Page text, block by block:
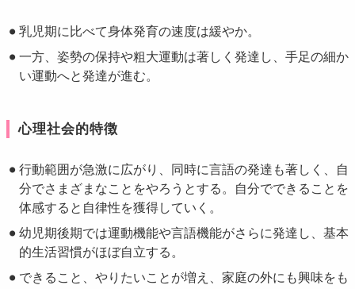
乳児期に比べて身体発育の速度は緩やか。
一方、姿勢の保持や粗大運動は著しく発達し、手足の細か
い運動へと発達が進む。
心理社会的特徴
行動範囲が急激に広がり、同時に言語の発達も著しく、自
分でさまざまなことをやろうとする。自分でできることを
体感すると自律性を獲得していく。
幼児期後期では運動機能や言語機能がさらに発達し、基本
的生活習慣がほぼ自立する。
できること、やりたいことが増え、家庭の外にも興味をも